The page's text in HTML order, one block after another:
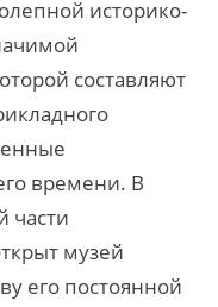
историко-
составляют
времени. В
части
музей
его постоянной